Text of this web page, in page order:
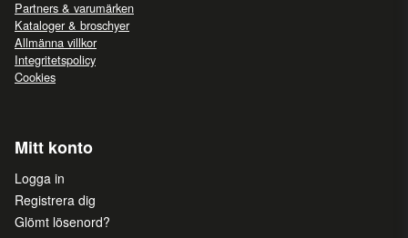
Partners & varumärken
Kataloger & broschyer
Allmänna villkor
Integritetspolicy
Cookies
Mitt konto
Logga in
Registrera dig
Glömt lösenord?